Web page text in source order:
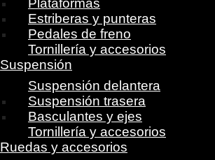
Plataformas
Estriberas y punteras
Pedales de freno
Tornillería y accesorios
Suspensión
Suspensión delantera
Suspensión trasera
Basculantes y ejes
Tornillería y accesorios
Ruedas y accesorios